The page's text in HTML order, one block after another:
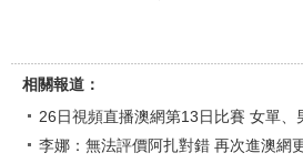
相關報道：
26日視頻直播澳網第13日比賽 女單、
李娜：無法評價阿扎對錯 再次進澳網